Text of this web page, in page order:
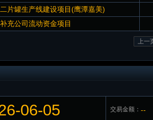
二片罐生产线建设项目(鹰潭嘉美)
补充公司流动资金项目
上一
06-05 交易金额： --